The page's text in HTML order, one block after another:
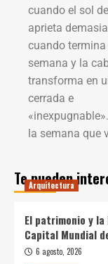
cuando el sol
aprieta
cuando
semana y la
transforma en
cerrada e
la semana que
Te pueden
Arquitectura
El patrimonio y
Capital Mundial
6 agosto, 2026